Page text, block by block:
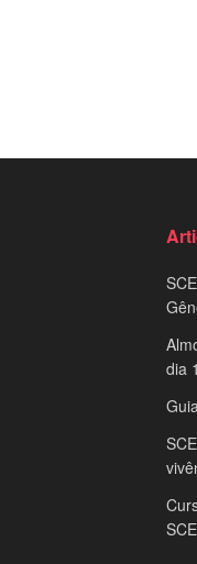
dia